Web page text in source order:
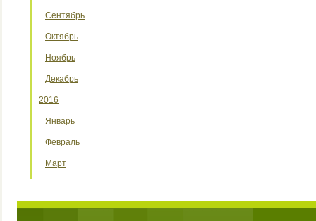
Сентябрь
Октябрь
Ноябрь
Декабрь
2016
Январь
Февраль
Март